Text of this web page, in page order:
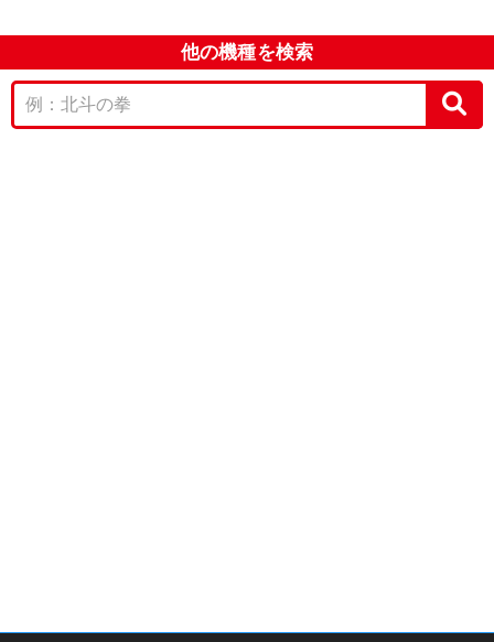
他の機種を検索